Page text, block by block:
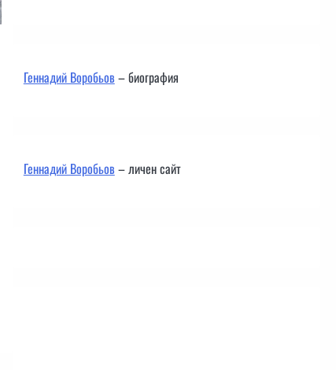
Геннадий Воробьов– биография
Геннадий Воробьов– личен сайт